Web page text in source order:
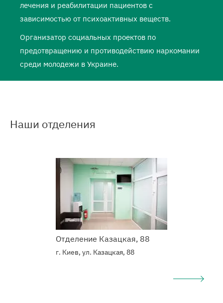
лечения и реабилитации пациентов с
зависимостью от психоактивных веществ.
Организатор социальных проектов по
предотвращению и противодействию наркомании
среди молодежи в Украине.
Наши отделения
Отделение Казацкая, 88
г. Киев, ул. Казацкая, 88